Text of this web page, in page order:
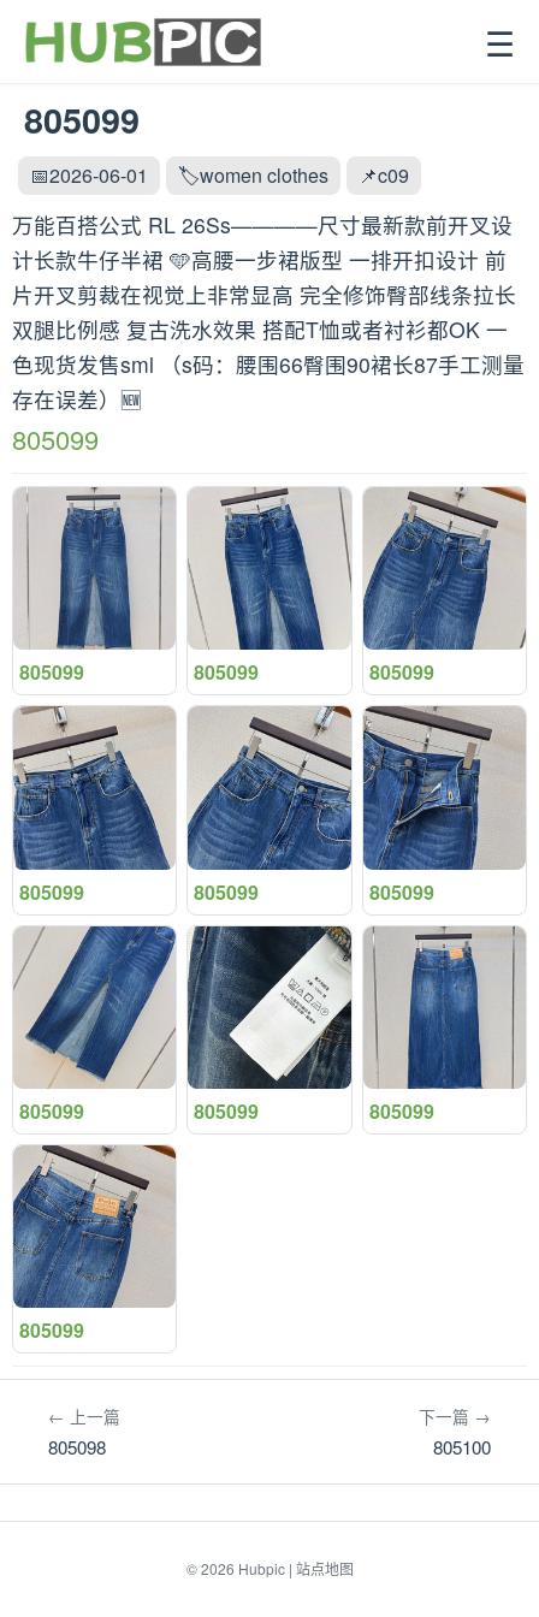
☰
805099
📅2026-06-01 🏷️women clothes 📌c09
万能百搭公式 RL 26Ss————尺寸最新款前开叉设
计长款牛仔半裙 🩵高腰一步裙版型 一排开扣设计 前
片开叉剪裁在视觉上非常显高 完全修饰臀部线条拉长
双腿比例感 复古洗水效果 搭配T恤或者衬衫都OK 一
色现货发售sml （s码：腰围66臀围90裙长87手工测量
存在误差）🆕
805099
805099 805099 805099
805099 805099 805099
805099 805099 805099
805099
← 上一篇
805098
下一篇 →
805100
© 2026 Hubpic| 站点地图